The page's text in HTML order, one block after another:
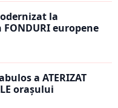
la
europene
a ATERIZAT
orașului